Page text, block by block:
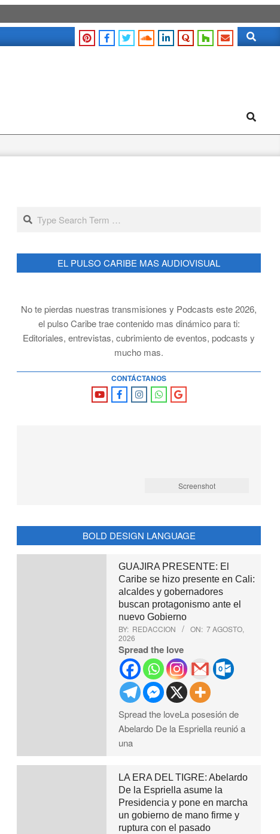
Search
Search
Search
EL PULSO CARIBE MAS AUDIOVISUAL
No te pierdas nuestras transmisiones y Podcasts este 2026,
el pulso Caribe trae contenido mas dinámico para ti:
Editoriales, entrevistas, cubrimiento de eventos, podcasts y
mucho mas.
CONTÁCTANOS
Screenshot
BOLD DESIGN LANGUAGE
GUAJIRA PRESENTE: El
Caribe se hizo presente en Cali:
alcaldes y gobernadores
buscan protagonismo ante el
nuevo Gobierno
BY: REDACCION ON: 7 AGOSTO,
2026
Spread the love
Spread the loveLa posesión de
Abelardo De la Espriella reunió a
una
LA ERA DEL TIGRE: Abelardo
De la Espriella asume la
Presidencia y pone en marcha
un gobierno de mano firme y
ruptura con el pasado